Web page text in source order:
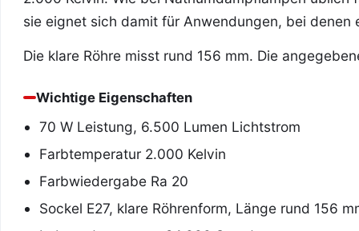
sie eignet sich damit für Anwendungen, bei denen
Die klare Röhre misst rund 156 mm. Die
Wichtige Eigenschaften
70 W Leistung, 6.500 Lumen Lichtstrom
Farbtemperatur 2.000 Kelvin
Farbwiedergabe Ra 20
Sockel E27, klare Röhrenform, Länge rund 156